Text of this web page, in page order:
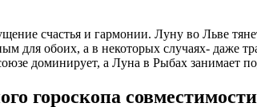
счастья и гармонии. Луну во Льве
обоих, а в некоторых случаях- даже
доминирует, а Луна в Рыбах занимает
гороскопа совместимости